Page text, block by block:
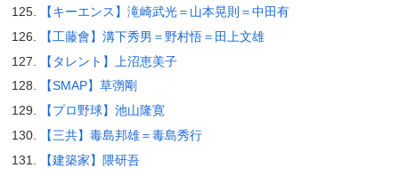
【キーエンス】滝崎武光＝山本晃則＝中田有
【工藤會】溝下秀男＝野村悟＝田上文雄
【タレント】上沼恵美子
【SMAP】草彅剛
【プロ野球】池山隆寛
【三共】毒島邦雄＝毒島秀行
【建築家】隈研吾